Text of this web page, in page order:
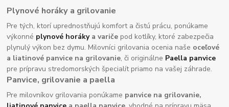
Plynové horáky a grilovanie
Pre tých, ktorí uprednostňujú komfort a čistú prácu, ponúkame
výkonné plynové horákya variče pod kotlíky, ktoré zabezpečia
plynulý výkon bez dymu. Milovníci grilovania ocenia naše oceľové
a liatinové panvice na grilovanie, či originálne Paella panvice
pre prípravu stredomorských špecialít priamo na vašej záhrade.
Panvice, grilovanie a paella
Pre milovníkov grilovania ponúkame panvice na grilovanie,